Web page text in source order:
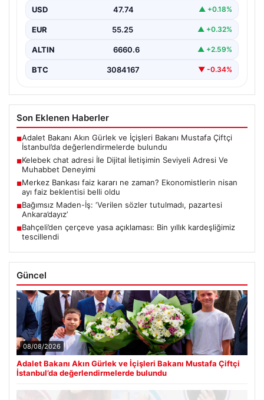
oluşturması büyük bir hassasiyet taşımaktadır.
Günümüzde çeşitli…
USD 47.74 ▲ +0.18%
EUR 55.25 ▲ +0.32%
ALTIN 6660.6 ▲ +2.59%
BTC 3084167 ▼ -0.34%
Son Eklenen Haberler
■Adalet Bakanı Akın Gürlek ve İçişleri Bakanı Mustafa Çiftçi
İstanbul’da değerlendirmelerde bulundu
■Kelebek chat adresi İle Dijital İletişimin Seviyeli Adresi Ve
Muhabbet Deneyimi
■Merkez Bankası faiz kararı ne zaman? Ekonomistlerin nisan
ayı faiz beklentisi belli oldu
■Bağımsız Maden-İş: ‘Verilen sözler tutulmadı, pazartesi
Ankara’dayız’
■Bahçeli’den çerçeve yasa açıklaması: Bin yıllık kardeşliğimiz
tescillendi
Güncel
08/08/2026
Adalet Bakanı Akın Gürlek ve İçişleri Bakanı Mustafa Çiftçi
İstanbul’da değerlendirmelerde bulundu